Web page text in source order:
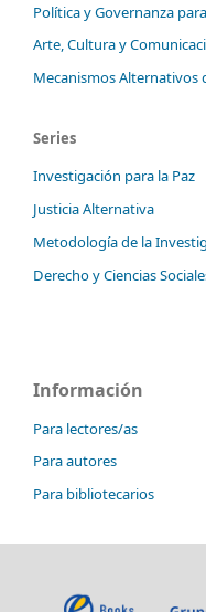
Política y Governanza
Arte, Cultura y
Mecanismos Alternativos
Series
Investigación para la Paz
Justicia Alternativa
Metodología de la
Derecho y Ciencias
Información
Para lectores/as
Para autores
Para bibliotecarios